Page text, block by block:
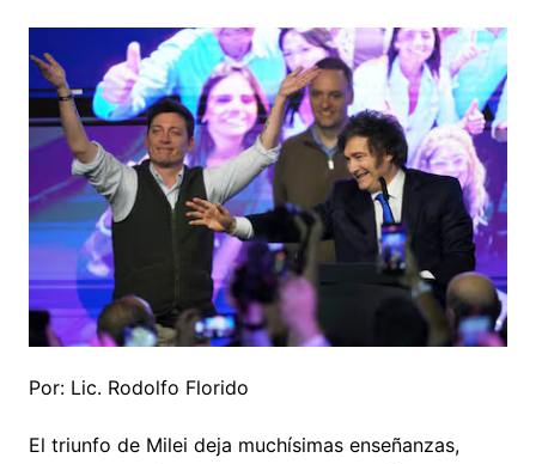
Por: Lic. Rodolfo Florido
El triunfo de Milei deja muchísimas enseñanzas,